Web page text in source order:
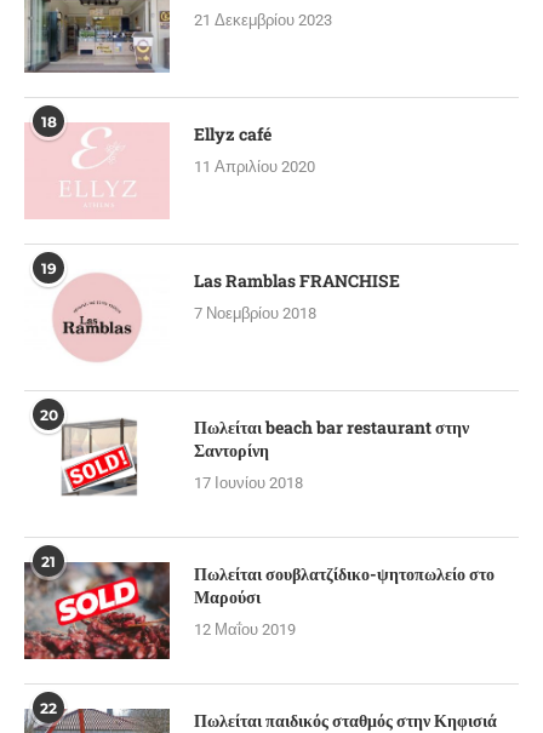
21 Δεκεμβρίου 2023
18 Ellyz café
11 Απριλίου 2020
19 Las Ramblas FRANCHISE
7 Νοεμβρίου 2018
20
Πωλείται beach bar restaurant στην
Σαντορίνη
17 Ιουνίου 2018
21
Πωλείται σουβλατζίδικο-ψητοπωλείο στο
Μαρούσι
12 Μαΐου 2019
22 Πωλείται παιδικός σταθμός στην Κηφισιά